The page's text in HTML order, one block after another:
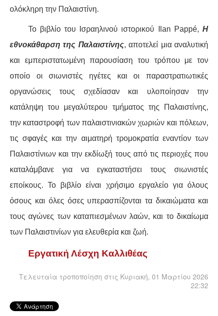
ΑΝΑΚΟΙΝΏΣΕΙΣ
ΝΕΟΛΑΊΑ
ΑΝΤΙΦΑΣΙΣΤΙΚΌ
ΓΥΝΑΙΚΕΊΟ
ΠΕΡΙΒΆΛΛΟΝ
ΚΙΝΉΜΑΤΑ ΠΌΛΗΣ
ΙΣΤΟΡΊΑ / ΘΕΩΡΊΑ
ολόκληρη την Παλαιστίνη.
Το βιβλίο του Ισραηλινού ιστορικού Ilan Pappé, Η
εθνοκάθαρση της Παλαιστίνης, αποτελεί μια αναλυτική
και εμπεριστατωμένη παρουσίαση του τρόπου με τον
οποίο οι σιωνιστές ηγέτες και οι παραστρατιωτικές
οργανώσεις τους σχεδίασαν και υλοποίησαν την
κατάληψη του μεγαλύτερου τμήματος της Παλαιστίνης,
την καταστροφή των παλαιστινιακών χωριών και πόλεων,
τις σφαγές και την αιματηρή τρομοκρατία εναντίον των
Παλαιστίνιων και την εκδίωξή τους από τις περιοχές που
καταλάμβανε για να εγκαταστήσει τους σιωνιστές
εποίκους. Το βιβλίο είναι χρήσιμο εργαλείο για όλους
όσους και όλες όσες υπερασπίζονται τα δικαιώματα και
τους αγώνες των καταπιεσμένων λαών, και το δικαίωμα
των Παλαιστινίων για ελευθερία και ζωή.
Εργατική Λέσχη Καλλιθέας
Τελευταία τροποποίηση στις Κυριακή, 01 Μαρτίου 2026
22:32